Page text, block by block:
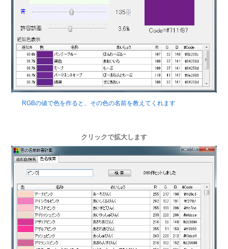
RGBの値で色を作ると、その色の名前を教えてくれます
クリックで拡大します